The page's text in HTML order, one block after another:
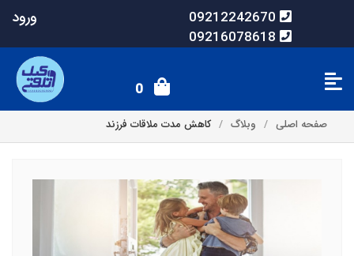
09212242670
09216078618
ورود
0
صفحه اصلی وبلاگ کاهش مدت ملاقات فرزند